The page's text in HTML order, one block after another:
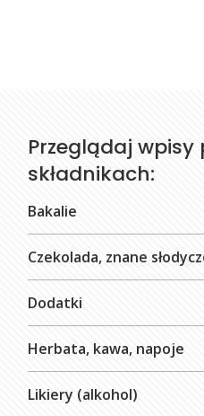
Przeglądaj wpisy
składnikach:
Bakalie
Czekolada, znane
Dodatki
Herbata, kawa, napoje
Likiery (alkohol)